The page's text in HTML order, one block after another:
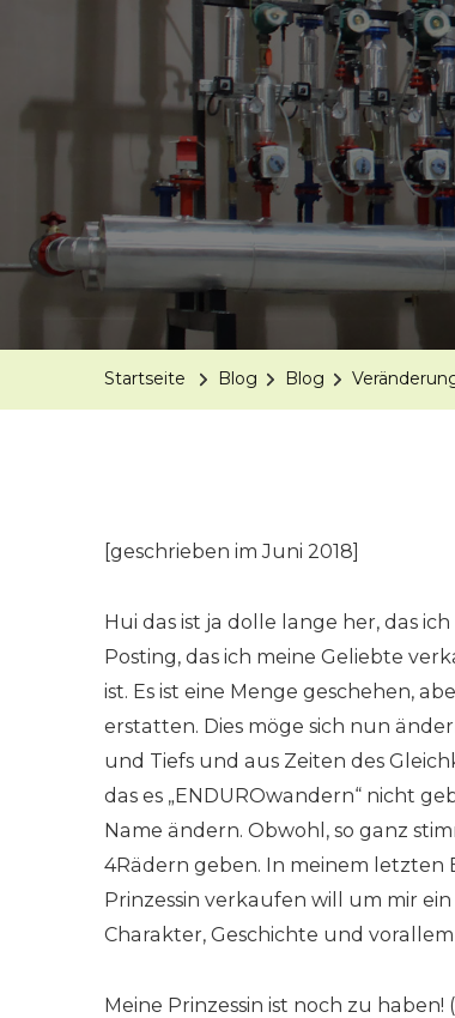
Startseite Blog Blog
[geschrieben im Juni 2018]
Hui das ist ja dolle lange her, das
Posting, das ich meine Geliebte
ist. Es ist eine Menge geschehen,
erstatten. Dies möge sich nun
und Tiefs und aus Zeiten des
das es „ENDUROwandern“ nicht
Name ändern. Obwohl, so ganz
4Rädern geben. In meinem letzten
Prinzessin verkaufen will um mir
Charakter, Geschichte und
Meine Prinzessin ist noch zu